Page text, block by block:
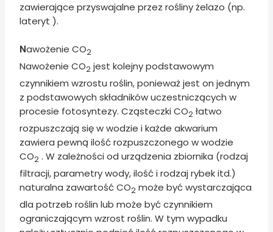
zawierające przyswajalne przez rośliny żelazo (np.
lateryt ).
Nawożenie CO2
Nawożenie CO2 jest kolejny podstawowym
czynnikiem wzrostu roślin, ponieważ jest on jednym
z podstawowych składników uczestniczących w
procesie fotosyntezy. Cząsteczki CO2 łatwo
rozpuszczają się w wodzie i każde akwarium
zawiera pewną ilość rozpuszczonego w wodzie
CO2 . W zależności od urządzenia zbiornika (rodzaj
filtracji, parametry wody, ilość i rodzaj rybek itd.)
naturalna zawartość CO2 może być wystarczająca
dla potrzeb roślin lub może być czynnikiem
ograniczającym wzrost roślin. W tym wypadku